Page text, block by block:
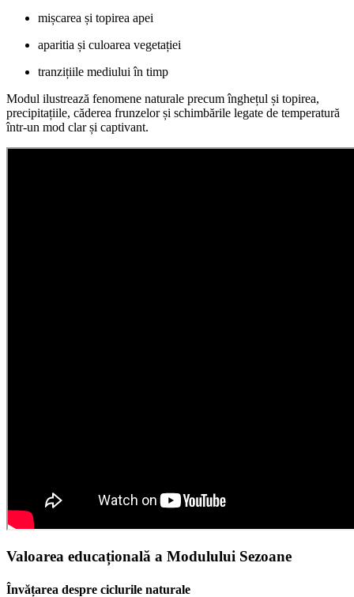
mișcarea și topirea apei
aparitia și culoarea vegetației
tranzițiile mediului în timp
Modul ilustrează fenomene naturale precum înghețul și topirea,
precipitațiile, căderea frunzelor și schimbările legate de temperatură
într-un mod clar și captivant.
Valoarea educațională a Modulului Sezoane
Învățarea despre ciclurile naturale